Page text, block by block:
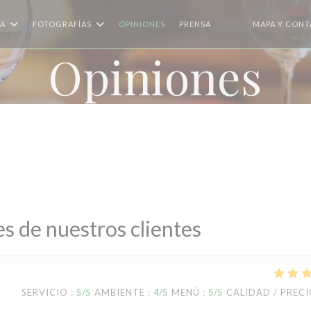
FOTOGRAFÍAS OPINIONES PRENSA MAPA Y
Opiniones
de nuestros clientes
SERVICIO : 5/5 AMBIENTE : 4/5 MENÚ : 5/5 CALIDAD /